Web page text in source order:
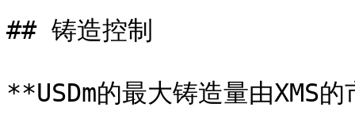
## 铸造控制
**USDm的最大铸造量由XMS